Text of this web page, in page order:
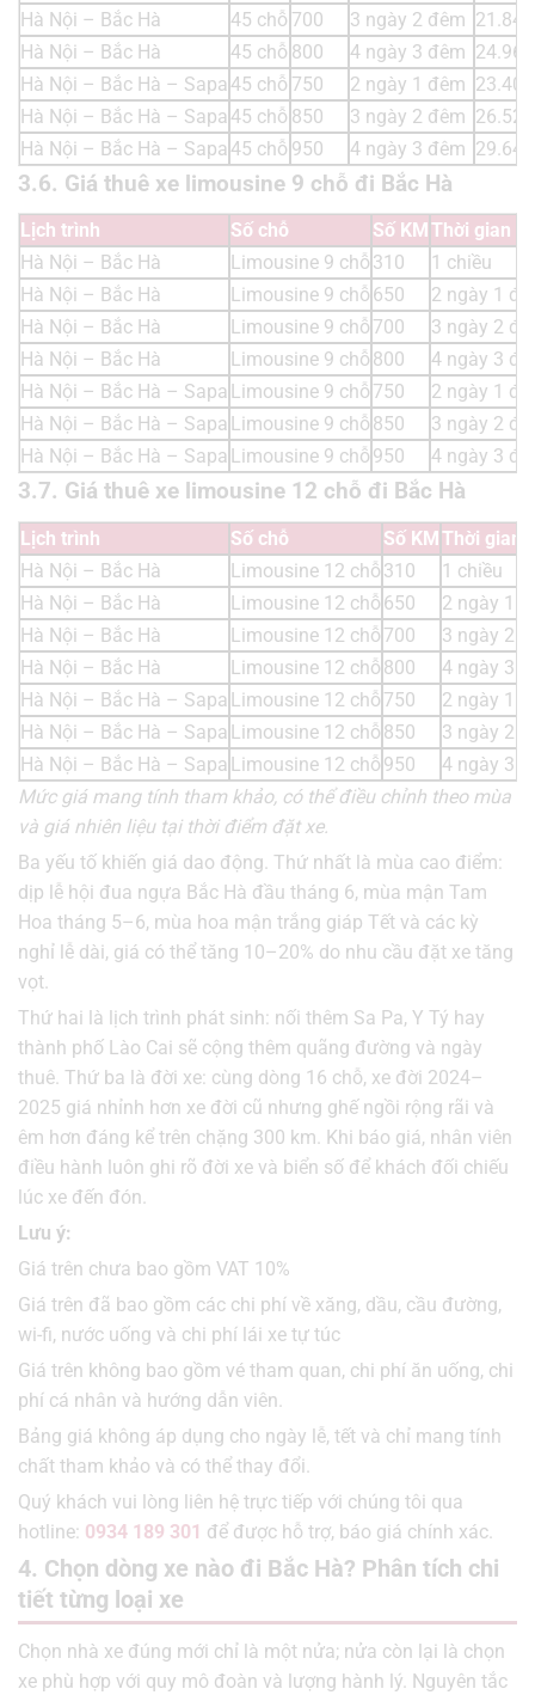
Hà Nội – Bắc Hà
45 chỗ 700 3 ngày 2 đêm
Hà Nội – Bắc Hà
45 chỗ 800 4 ngày 3 đêm
Hà Nội – Bắc Hà – Sapa45 chỗ 750 2 ngày 1 đêm
Hà Nội – Bắc Hà – Sapa45 chỗ 850 3 ngày 2 đêm
Hà Nội – Bắc Hà – Sapa45 chỗ 950 4 ngày 3 đêm
3.6. Giá thuê xe limousine 9 chỗ đi Bắc Hà
Lịch trình Số chỗ Số KM Thời gian
Hà Nội – Bắc Hà
Limousine 9 chỗ 310
1 chiều
Hà Nội – Bắc Hà
Limousine 9 chỗ 650
2 ngày 1
Hà Nội – Bắc Hà
Limousine 9 chỗ 700
3 ngày 2
Hà Nội – Bắc Hà
Limousine 9 chỗ 800
4 ngày 3
Hà Nội – Bắc Hà – Sapa Limousine 9 chỗ 750
2 ngày 1
Hà Nội – Bắc Hà – Sapa Limousine 9 chỗ 850
3 ngày 2
Hà Nội – Bắc Hà – Sapa Limousine 9 chỗ 950 4 ngày 3
3.7. Giá thuê xe limousine 12 chỗ đi Bắc Hà
Lịch trình Số chỗ Số KMThời gian
Hà Nội – Bắc Hà
Limousine 12 chỗ 310
1 chiều
Hà Nội – Bắc Hà
Limousine 12 chỗ 650
2 ngày 1
Hà Nội – Bắc Hà
Limousine 12 chỗ 700
3 ngày 2
Hà Nội – Bắc Hà
Limousine 12 chỗ 800
4 ngày 3
Hà Nội – Bắc Hà – Sapa Limousine 12 chỗ 750
2 ngày 1
Hà Nội – Bắc Hà – Sapa Limousine 12 chỗ 850
3 ngày 2
Hà Nội – Bắc Hà – Sapa Limousine 12 chỗ 950
4 ngày 3
Mức giá mang tính tham khảo, có thể điều chỉnh theo mùa
và giá nhiên liệu tại thời điểm đặt xe.
Ba yếu tố khiến giá dao động. Thứ nhất là mùa cao điểm:
dịp lễ hội đua ngựa Bắc Hà đầu tháng 6, mùa mận Tam
Hoa tháng 5–6, mùa hoa mận trắng giáp Tết và các kỳ
nghỉ lễ dài, giá có thể tăng 10–20% do nhu cầu đặt xe tăng
vọt.
Thứ hai là lịch trình phát sinh: nối thêm Sa Pa, Y Tý hay
thành phố Lào Cai sẽ cộng thêm quãng đường và ngày
thuê. Thứ ba là đời xe: cùng dòng 16 chỗ, xe đời 2024–
2025 giá nhỉnh hơn xe đời cũ nhưng ghế ngồi rộng rãi và
êm hơn đáng kể trên chặng 300 km. Khi báo giá, nhân viên
điều hành luôn ghi rõ đời xe và biển số để khách đối chiếu
lúc xe đến đón.
Lưu ý:
Giá trên chưa bao gồm VAT 10%
Giá trên đã bao gồm các chi phí về xăng, dầu, cầu đường,
wi-fi, nước uống và chi phí lái xe tự túc
Giá trên không bao gồm vé tham quan, chi phí ăn uống, chi
phí cá nhân và hướng dẫn viên.
Bảng giá không áp dụng cho ngày lễ, tết và chỉ mang tính
chất tham khảo và có thể thay đổi.
Quý khách vui lòng liên hệ trực tiếp với chúng tôi qua
hotline: 0934 189 301 để được hỗ trợ, báo giá chính xác.
4. Chọn dòng xe nào đi Bắc Hà? Phân tích chi
tiết từng loại xe
Chọn nhà xe đúng mới chỉ là một nửa; nửa còn lại là chọn
xe phù hợp với quy mô đoàn và lượng hành lý. Nguyên tắc